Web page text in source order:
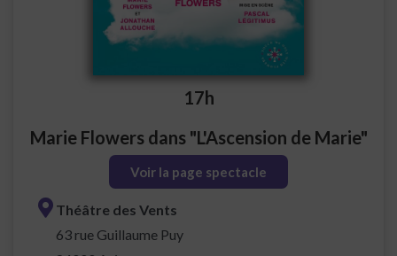
17h
Marie Flowers dans "L'Ascension de Marie"
Voir la page spectacle
Théâtre des Vents
63 rue Guillaume Puy